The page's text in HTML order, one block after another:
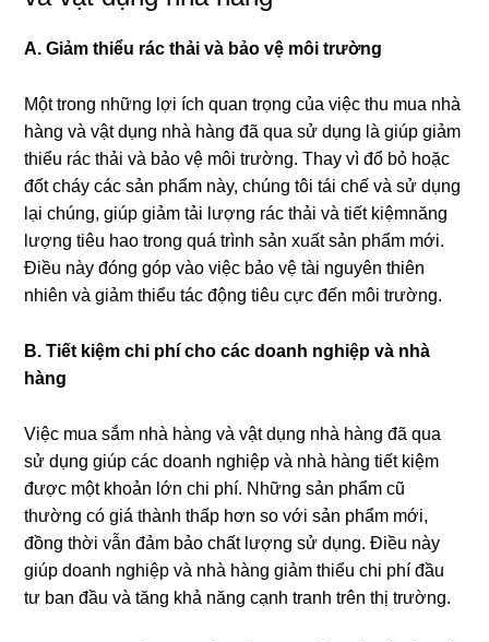
A. Giảm thiểu rác thải và bảo vệ môi trường
Một trong những lợi ích quan trọng của việc thu mua nhà
hàng và vật dụng nhà hàng đã qua sử dụng là giúp giảm
thiểu rác thải và bảo vệ môi trường. Thay vì đổ bỏ hoặc
đốt cháy các sản phẩm này, chúng tôi tái chế và sử dụng
lại chúng, giúp giảm tải lượng rác thải và tiết kiệmnăng
lượng tiêu hao trong quá trình sản xuất sản phẩm mới.
Điều này đóng góp vào việc bảo vệ tài nguyên thiên
nhiên và giảm thiểu tác động tiêu cực đến môi trường.
B. Tiết kiệm chi phí cho các doanh nghiệp và nhà
hàng
Việc mua sắm nhà hàng và vật dụng nhà hàng đã qua
sử dụng giúp các doanh nghiệp và nhà hàng tiết kiệm
được một khoản lớn chi phí. Những sản phẩm cũ
thường có giá thành thấp hơn so với sản phẩm mới,
đồng thời vẫn đảm bảo chất lượng sử dụng. Điều này
giúp doanh nghiệp và nhà hàng giảm thiểu chi phí đầu
tư ban đầu và tăng khả năng cạnh tranh trên thị trường.